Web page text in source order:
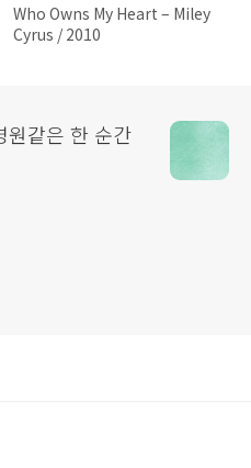
Who Owns My Heart – Miley
Cyrus / 2010
원같은 한 순간